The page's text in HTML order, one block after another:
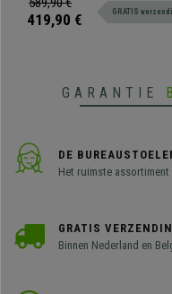
groot comfort. Verkrijgbaar in
419,90 € GRATIS
GARANTIE
DE
Het ruimste assortiment
GRATIS
Binnen Nederland en